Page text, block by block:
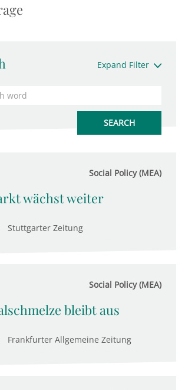
Expand Filter
Social Policy (MEA)
wächst weiter
Stuttgarter Zeitung
Social Policy (MEA)
bleibt aus
Frankfurter Allgemeine Zeitung